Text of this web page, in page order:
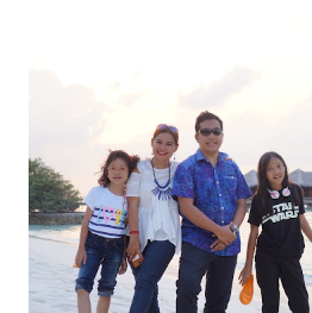
penggiat sosial media. Tempat ini
bucket list saya sejak pertama kali
facebook pertengahan tahun lalu.
seharusnya kami berangkat ke
bertemu dengan Pak Tony,
Kami diperken...